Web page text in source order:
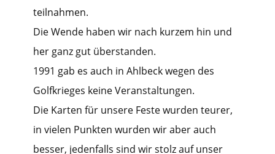
teilnahmen.
Die Wende haben wir nach kurzem hin und
her ganz gut überstanden.
1991 gab es auch in Ahlbeck wegen des
Golfkrieges keine Veranstaltungen.
Die Karten für unsere Feste wurden teurer,
in vielen Punkten wurden wir aber auch
besser, jedenfalls sind wir stolz auf unser